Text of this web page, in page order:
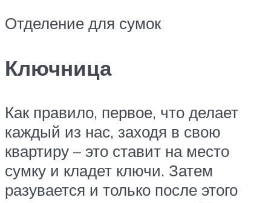
Отделение для сумок
Ключница
Как правило, первое, что делает
каждый из нас, заходя в свою
квартиру – это ставит на место
сумку и кладет ключи. Затем
разувается и только после этого